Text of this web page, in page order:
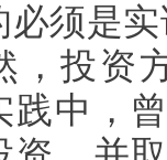
必须是
，投资
践中，